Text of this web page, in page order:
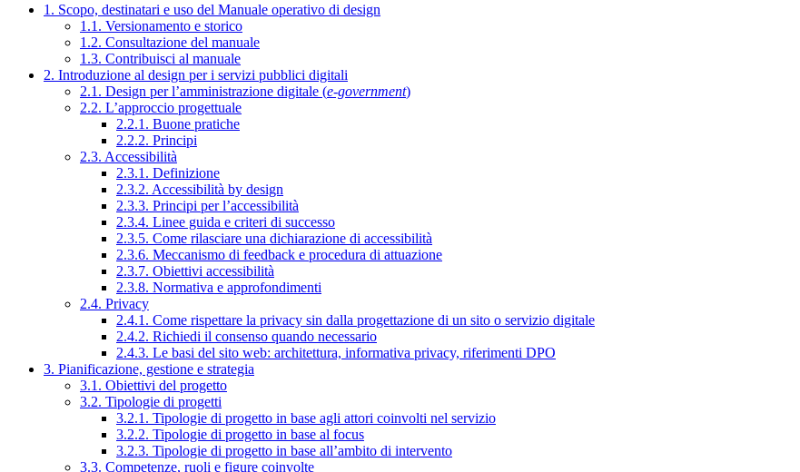
1. Scopo, destinatari e uso del Manuale operativo di design
1.1. Versionamento e storico
1.2. Consultazione del manuale
1.3. Contribuisci al manuale
2. Introduzione al design per i servizi pubblici digitali
2.1. Design per l’amministrazione digitale (e-government)
2.2. L’approccio progettuale
2.2.1. Buone pratiche
2.2.2. Principi
2.3. Accessibilità
2.3.1. Definizione
2.3.2. Accessibilità by design
2.3.3. Principi per l’accessibilità
2.3.4. Linee guida e criteri di successo
2.3.5. Come rilasciare una dichiarazione di accessibilità
2.3.6. Meccanismo di feedback e procedura di attuazione
2.3.7. Obiettivi accessibilità
2.3.8. Normativa e approfondimenti
2.4. Privacy
2.4.1. Come rispettare la privacy sin dalla progettazione di un sito o servizio digitale
2.4.2. Richiedi il consenso quando necessario
2.4.3. Le basi del sito web: architettura, informativa privacy, riferimenti DPO
3. Pianificazione, gestione e strategia
3.1. Obiettivi del progetto
3.2. Tipologie di progetti
3.2.1. Tipologie di progetto in base agli attori coinvolti nel servizio
3.2.2. Tipologie di progetto in base al focus
3.2.3. Tipologie di progetto in base all’ambito di intervento
3.3. Competenze, ruoli e figure coinvolte